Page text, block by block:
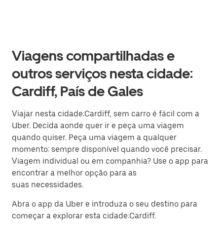
Viagens compartilhadas e
outros serviços nesta cidade:
Cardiff, País de Gales
Viajar nesta cidade:Cardiff, sem carro é fácil com a
Uber. Decida aonde quer ir e peça uma viagem
quando quiser. Peça uma viagem a qualquer
momento: sempre disponível quando você precisar.
Viagem individual ou em companhia? Use o app para
encontrar a melhor opção para as
suas necessidades.
Abra o app da Uber e introduza o seu destino para
começar a explorar esta cidade:Cardiff.